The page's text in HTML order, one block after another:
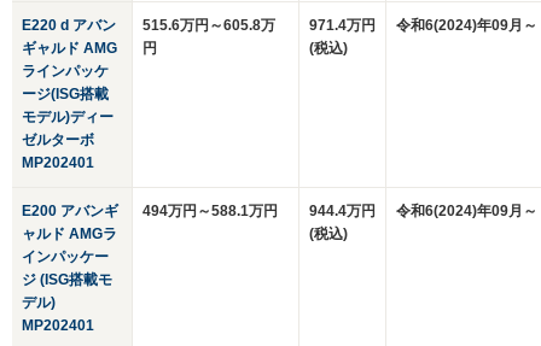
E220 d アバン
ギャルド AMG
ラインパッケ
ージ(ISG搭載
モデル)ディー
ゼルターボ
MP202401
515.6万円～605.8万
円
971.4万円
(税込)
令和6(2024)年09月～
E200 アバンギ
ャルド AMGラ
インパッケー
ジ (ISG搭載モ
デル)
MP202401
494万円～588.1万円
944.4万円
(税込)
令和6(2024)年09月～